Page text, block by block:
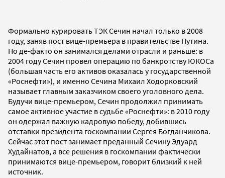
Формально курировать ТЭК Сечин начал только в 2008
году, заняв пост вице-премьера в правительстве Путина.
Но де-факто он занимался делами отрасли и раньше: в
2004 году Сечин провел операцию по банкротству ЮКОСа
(большая часть его активов оказалась у государственной
«Роснефти»), и именно Сечина Михаил Ходорковский
называет главным заказчиком своего уголовного дела.
Будучи вице-премьером, Сечин продолжил принимать
самое активное участие в судьбе «Роснефти»: в 2010 году
он одержал важную кадровую победу, добившись
отставки президента госкомпании Сергея Богданчикова.
Сейчас этот пост занимает преданный Сечину Эдуард
Худайнатов, а все решения в госкомпании фактически
принимаются вице-премьером, говорит близкий к ней
источник.